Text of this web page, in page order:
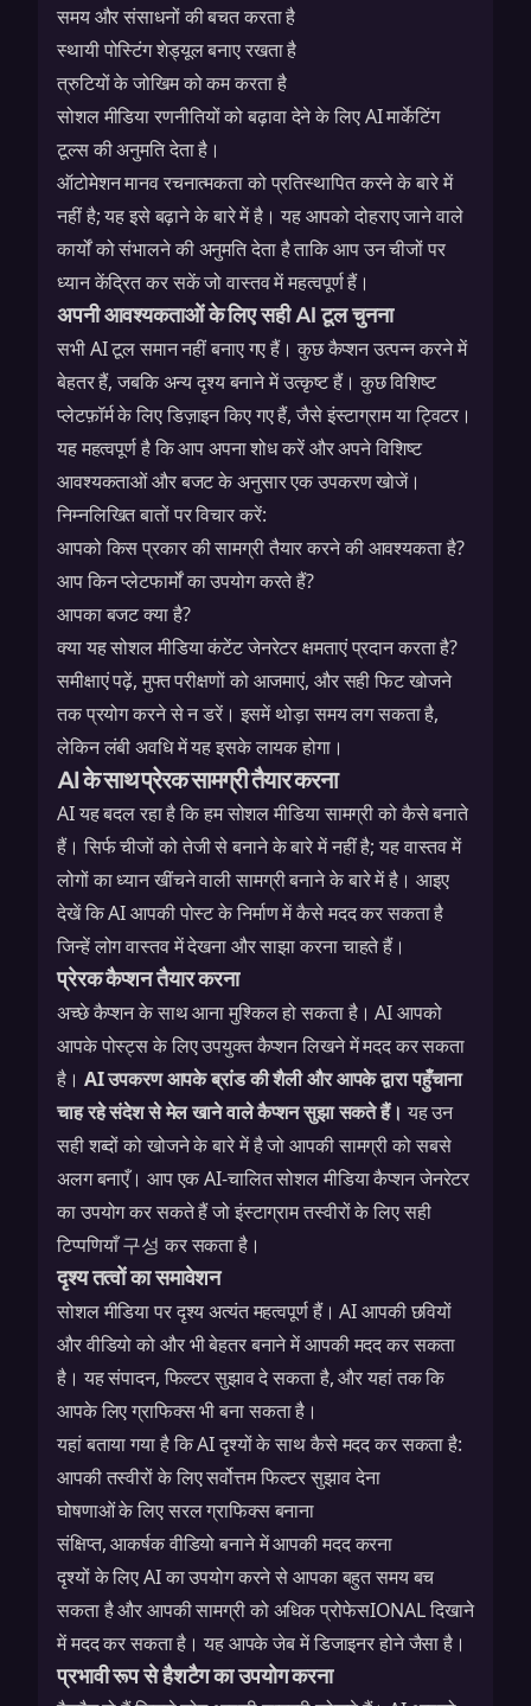
समय और संसाधनों की बचत करता है
स्थायी पोस्टिंग शेड्यूल बनाए रखता है
त्रुटियों के जोखिम को कम करता है
सोशल मीडिया रणनीतियों को बढ़ावा देने के लिएAI मार्केटिंग
टूल्सकी अनुमति देता है।
ऑटोमेशन मानव रचनात्मकता को प्रतिस्थापित करने के बारे में
नहीं है; यह इसे बढ़ाने के बारे में है। यह आपको दोहराए जाने वाले
कार्यों को संभालने की अनुमति देता है ताकि आप उन चीजों पर
ध्यान केंद्रित कर सकें जो वास्तव में महत्वपूर्ण हैं।
अपनी आवश्यकताओं के लिए सही AI टूल चुनना
सभी AI टूल समान नहीं बनाए गए हैं। कुछ कैप्शन उत्पन्न करने में
बेहतर हैं, जबकि अन्य दृश्य बनाने में उत्कृष्ट हैं। कुछ विशिष्ट
प्लेटफ़ॉर्म के लिए डिज़ाइन किए गए हैं, जैसे इंस्टाग्राम या ट्विटर।
यह महत्वपूर्ण है कि आप अपना शोध करें और अपने विशिष्ट
आवश्यकताओं और बजट के अनुसार एक उपकरण खोजें।
निम्नलिखित बातों पर विचार करें:
आपको किस प्रकार की सामग्री तैयार करने की आवश्यकता है?
आप किन प्लेटफार्मों का उपयोग करते हैं?
आपका बजट क्या है?
क्या यहसोशल मीडिया कंटेंट जेनरेटरक्षमताएं प्रदान करता है?
समीक्षाएं पढ़ें, मुफ्त परीक्षणों को आजमाएं, और सही फिट खोजने
तक प्रयोग करने से न डरें। इसमें थोड़ा समय लग सकता है,
लेकिन लंबी अवधि में यह इसके लायक होगा।
AI के साथ प्रेरक सामग्री तैयार करना
AI यह बदल रहा है कि हम सोशल मीडिया सामग्री को कैसे बनाते
हैं। सिर्फ चीजों को तेजी से बनाने के बारे में नहीं है; यह वास्तव में
लोगों का ध्यान खींचने वाली सामग्री बनाने के बारे में है। आइए
देखें कि AI आपकी पोस्ट के निर्माण में कैसे मदद कर सकता है
जिन्हें लोग वास्तव में देखना और साझा करना चाहते हैं।
प्रेरक कैप्शन तैयार करना
अच्छे कैप्शन के साथ आना मुश्किल हो सकता है। AI आपको
आपके पोस्ट्स के लिए उपयुक्त कैप्शन लिखने में मदद कर सकता
है। AI उपकरण आपके ब्रांड की शैली और आपके द्वारा पहुँचाना
चाह रहे संदेश से मेल खाने वाले कैप्शन सुझा सकते हैं। यह उन
सही शब्दों को खोजने के बारे में है जो आपकी सामग्री को सबसे
अलग बनाएँ। आप एकAI-चालित सोशल मीडिया कैप्शनजेनरेटर
का उपयोग कर सकते हैं जो इंस्टाग्राम तस्वीरों के लिए सही
टिप्पणियाँ 구성 कर सकता है।
दृश्य तत्वों का समावेशन
सोशल मीडिया पर दृश्य अत्यंत महत्वपूर्ण हैं। AI आपकी छवियों
और वीडियो को और भी बेहतर बनाने में आपकी मदद कर सकता
है। यह संपादन, फिल्टर सुझाव दे सकता है, और यहां तक कि
आपके लिए ग्राफिक्स भी बना सकता है।
यहां बताया गया है कि AI दृश्यों के साथ कैसे मदद कर सकता है:
आपकी तस्वीरों के लिए सर्वोत्तम फिल्टर सुझाव देना
घोषणाओं के लिए सरल ग्राफिक्स बनाना
संक्षिप्त, आकर्षक वीडियो बनाने में आपकी मदद करना
दृश्यों के लिए AI का उपयोग करने से आपका बहुत समय बच
सकता है और आपकी सामग्री को अधिक प्रोफेसIONAL दिखाने
में मदद कर सकता है। यह आपके जेब में डिजाइनर होने जैसा है।
प्रभावी रूप से हैशटैग का उपयोग करना